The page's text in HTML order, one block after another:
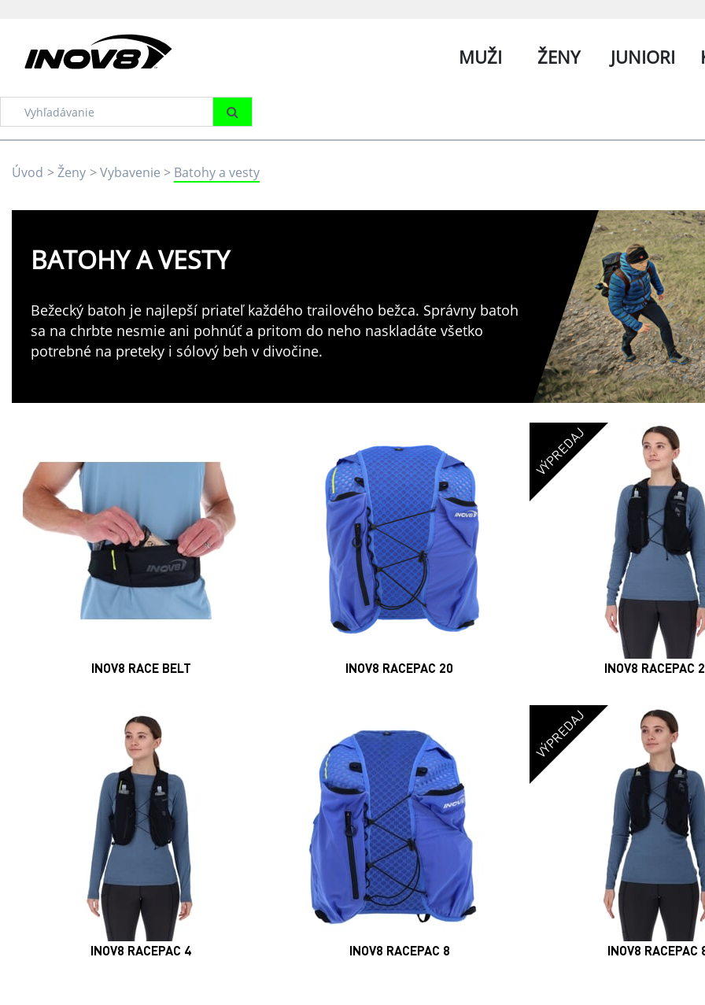
MUŽI ŽENY JUNIORI
Úvod Ženy Vybavenie Batohy a vesty
BATOHY A VESTY
Bežecký batoh je najlepší priateľ každého trailového bežca. Správny batoh
sa na chrbte nesmie ani pohnúť a pritom do neho naskladáte všetko
potrebné na preteky i sólový beh v divočine.
INOV8 RACE BELT INOV8 RACEPAC 20
VÝPREDAJ
INOV8 RACEPAC
INOV8 RACEPAC 4 INOV8 RACEPAC 8
VÝPREDAJ
INOV8 RACEPAC